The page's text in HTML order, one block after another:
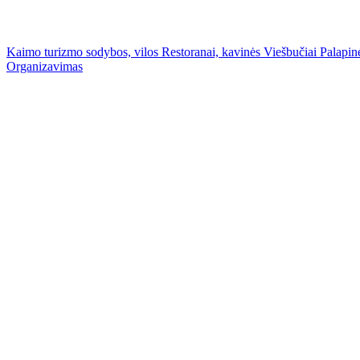
Kaimo turizmo sodybos, vilos Restoranai, kavinės Viešbučiai
Organizavimas